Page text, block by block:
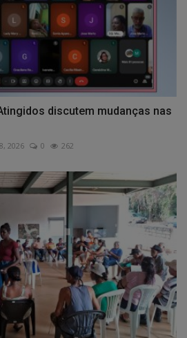
Atingidos discutem mudanças nas
2026 0 262